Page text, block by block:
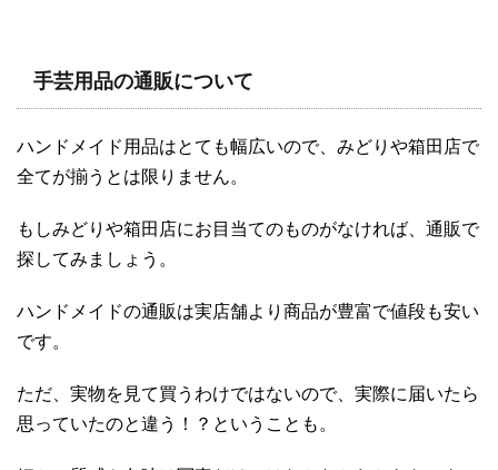
手芸用品の通販について
ハンドメイド用品はとても幅広いので、みどりや箱田店で
全てが揃うとは限りません。
もしみどりや箱田店にお目当てのものがなければ、通販で
探してみましょう。
ハンドメイドの通販は実店舗より商品が豊富で値段も安い
です。
ただ、実物を見て買うわけではないので、実際に届いたら
思っていたのと違う！？ということも。